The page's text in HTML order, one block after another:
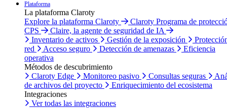
Plataforma
La plataforma Claroty
Explore la plataforma Claroty
Claroty Programa de
CPS
Claire, la agente de seguridad de IA
Inventario de activos
Gestión de la exposición
red
Acceso seguro Detección de amenazas
Eficiencia
operativa
Métodos de descubrimiento
Claroty Edge
Monitoreo pasivo Consultas seguras
de archivos del proyecto
Enriquecimiento del ecosistema
Integraciones
Ver todas las integraciones